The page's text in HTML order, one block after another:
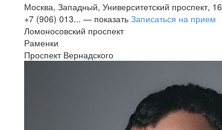
Москва, Западный, Университетский проспект, 16
+7 (906) 013... — показать Записаться на прием
Ломоносовский проспект
Раменки
Проспект Вернадского